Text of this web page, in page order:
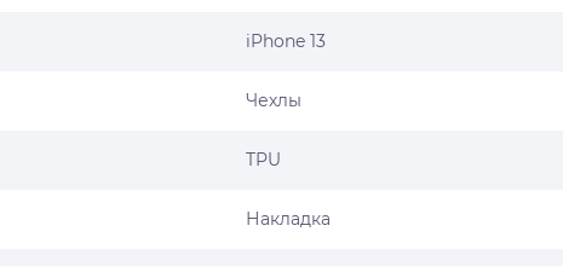
iPhone 13
Чехлы
TPU
Накладка